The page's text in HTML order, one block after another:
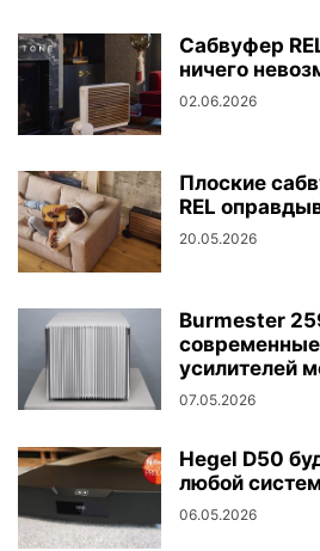
Сабвуфер
ничего
02.06.2026
Плоские
REL
20.05.2026
Burmester
усилителей
07.05.2026
Hegel D50
любой
06.05.2026